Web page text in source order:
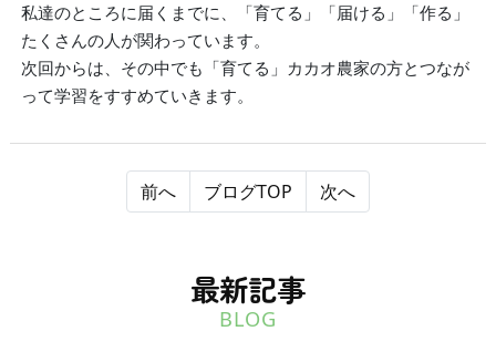
私達のところに届くまでに、「育てる」「届ける」「作る」
たくさんの人が関わっています。
次回からは、その中でも「育てる」カカオ農家の方とつなが
って学習をすすめていきます。
前へ ブログTOP 次へ
最新記事
BLOG